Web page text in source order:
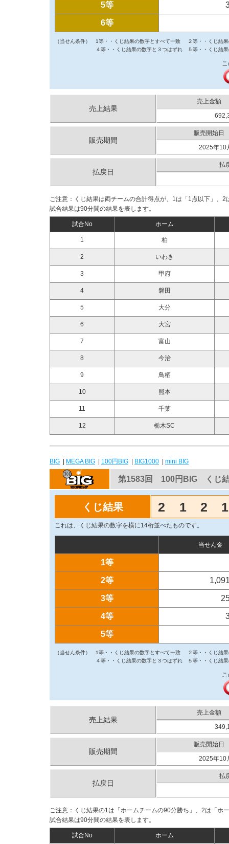
5等
6等
（当せん条件） 1等・・くじ結果の数字とすべて一致
２等・・くじ結
４等・・くじ結果の数字と３つはずれ
５等・・くじ結
売上結果
売上金額
販売期間
販売開始日
2025年10
払戻日
払
ご注意：くじ結果は両チームの合計得点が、1は「1点以下」、
試合結果は90分間の結果を表します。
試合No ホーム
1 柏
2 いわき
3 甲府
4 磐田
5 大分
6 大宮
7 富山
8 今治
9 鳥栖
10 熊本
11 千葉
12 栃木SC
BIG MEGA BIG 100円BIG BIG1000 mini BIG
第1583回 100円BIG くじ
くじ結果 2 1 2 1
これは、くじ結果の数字を横に14桁並べたものです。
当せん金
1等
2等
3等
4等
5等
（当せん条件） 1等・・くじ結果の数字とすべて一致
２等・・くじ結
４等・・くじ結果の数字と３つはずれ
５等・・くじ結
売上結果
売上金額
販売期間
販売開始日
2025年10
払戻日
払
ご注意：くじ結果の1は「ホームチームの90分勝ち」、2は「ホ
試合結果は90分間の結果を表します。
試合No ホーム